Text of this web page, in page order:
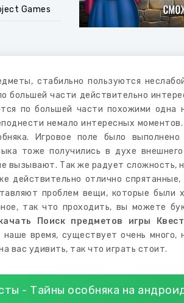
Games
стабильно пользуются
большей части действительно
по большей части похожими одна
немало интересных
Игровое поле было
тоже получились в духе
вызывают. Так же радует сложность,
действительно отлично
проблем вещи, которые были
так что проходить, вы можете
Поиск предметов игры
время, существует очень
вас удивить, так что играть стоит.
- Тайны особняка на